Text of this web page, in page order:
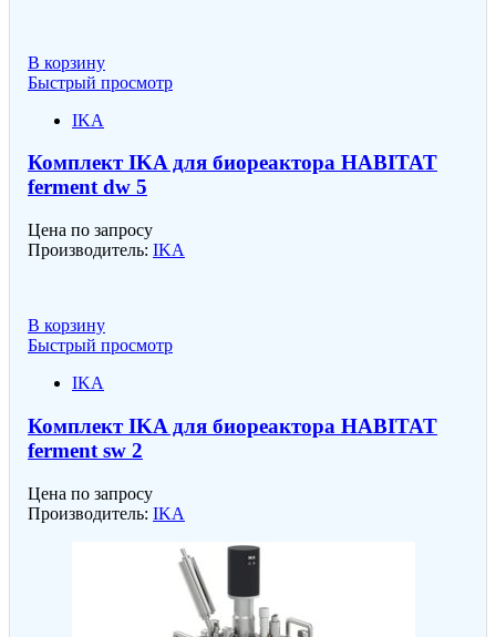
В корзину
Быстрый просмотр
IKA
Комплект IKA для биореактора HABITAT
ferment dw 5
Цена по запросу
Производитель: IKA
В корзину
Быстрый просмотр
IKA
Комплект IKA для биореактора HABITAT
ferment sw 2
Цена по запросу
Производитель: IKA